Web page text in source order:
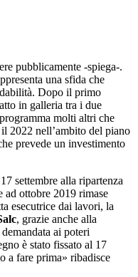
pubblicamente -spiega-.
una sfida che
Dopo il primo
in galleria tra i due
molti altri che
2022 nell’ambito del piano
prevede un investimento
settembre alla ripartenza
ad ottobre 2019 rimase
esecutrice dai lavori, la
, grazie anche alla
ai poteri
è stato fissato al 17
a fare prima» ribadisce